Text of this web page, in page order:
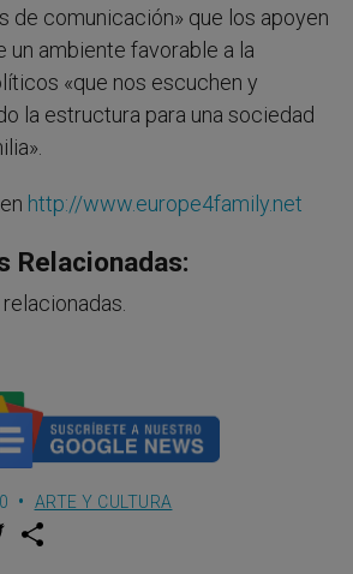
de comunicación» que los apoyen
un ambiente favorable a la
«que nos escuchen y
la estructura para una sociedad
http://www.europe4family.net
Relacionadas:
ARTE Y CULTURA
w